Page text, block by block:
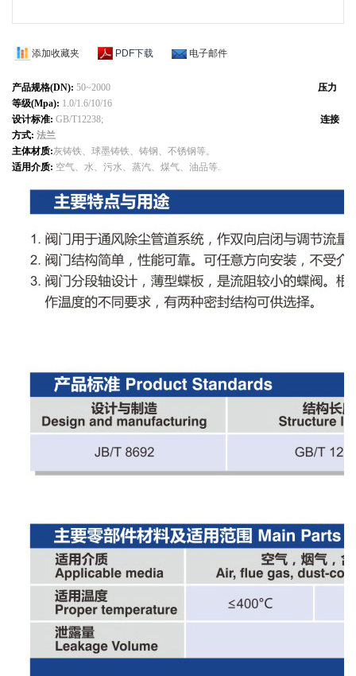
添加收藏夹 PDF下载 电子邮件
产品规格(DN): 50~2000 压力
等级(Mpa): 1.0/1.6/10/16
设计标准: GB/T12238;
连接
方式: 法兰
主体材质:灰铸铁、球墨铸铁、铸钢、不锈钢等。
适用介质: 空气、水、污水、蒸汽、煤气、油品等.